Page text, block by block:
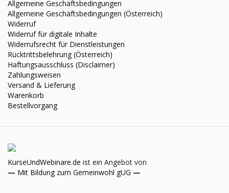
Allgemeine Geschäftsbedingungen
Allgemeine Geschäftsbedingungen (Österreich)
Widerruf
Widerruf für digitale Inhalte
Widerrufsrecht für Dienstleistungen
Rücktrittsbelehrung (Österreich)
Haftungsausschluss (Disclaimer)
Zahlungsweisen
Versand & Lieferung
Warenkorb
Bestellvorgang
KurseUndWebinare.de ist ein Angebot von
— Mit Bildung zum Gemeinwohl gUG —